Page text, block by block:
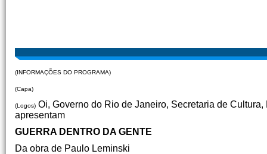
(INFORMAÇÕES DO PROGRAMA)
(Capa)
(Logos) Oi, Governo do Rio de Janeiro, Secretaria de
apresentam
GUERRA DENTRO DA GENTE
Da obra de Paulo Leminski